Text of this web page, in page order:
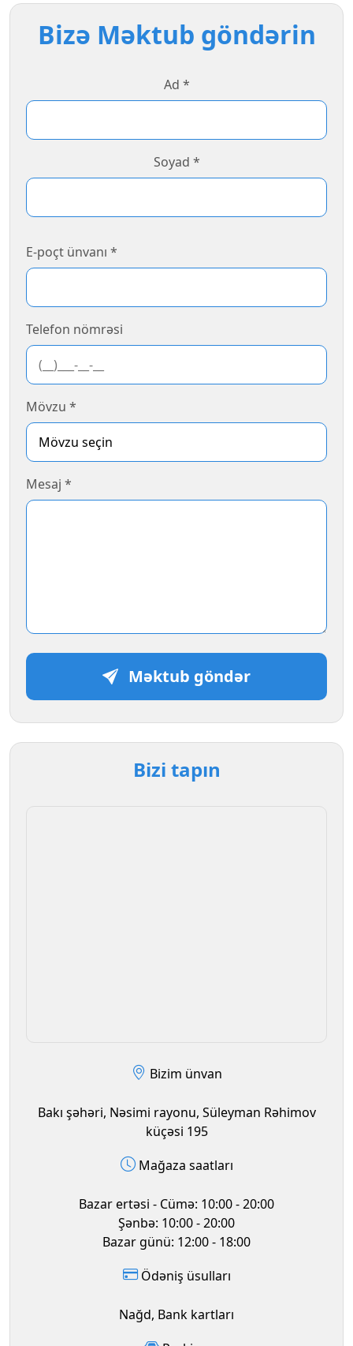
Bizə Məktub göndərin
Ad *
Soyad *
E-poçt ünvanı *
Telefon nömrəsi
Mövzu *
Mesaj *
Məktub göndər
Bizi tapın
Bizim ünvan
Bakı şəhəri, Nəsimi rayonu, Süleyman Rəhimov
küçəsi 195
Mağaza saatları
Bazar ertəsi - Cümə: 10:00 - 20:00
Şənbə: 10:00 - 20:00
Bazar günü: 12:00 - 18:00
Ödəniş üsulları
Nağd, Bank kartları